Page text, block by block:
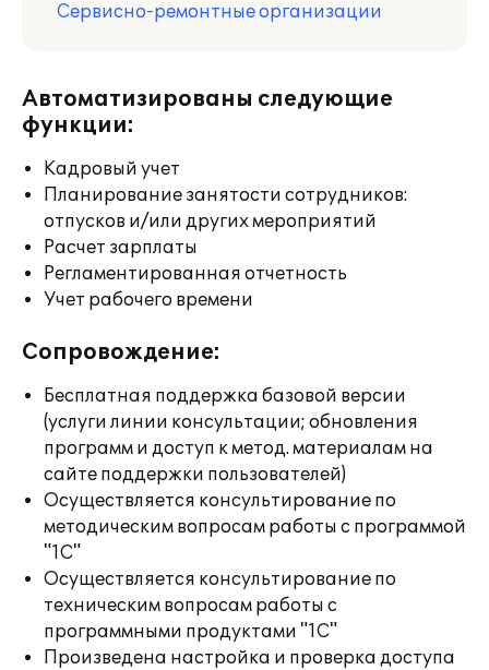
Сервисно-ремонтные организации
Автоматизированы следующие
функции:
Кадровый учет
Планирование занятости сотрудников:
отпусков и/или других мероприятий
Расчет зарплаты
Регламентированная отчетность
Учет рабочего времени
Сопровождение:
Бесплатная поддержка базовой версии
(услуги линии консультации; обновления
программ и доступ к метод. материалам на
сайте поддержки пользователей)
Осуществляется консультирование по
методическим вопросам работы с программой
"1С"
Осуществляется консультирование по
техническим вопросам работы с
программными продуктами "1С"
Произведена настройка и проверка доступа